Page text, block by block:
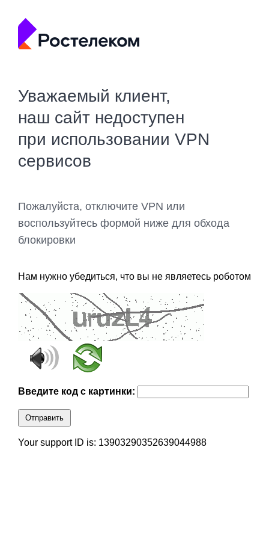
Уважаемый клиент,
наш сайт недоступен
при использовании VPN
сервисов
Пожалуйста, отключите VPN или
воспользуйтесь формой ниже для обхода
блокировки
Нам нужно убедиться, что вы не являетесь роботом
Введите код с картинки:
Отправить
Your support ID is: 13903290352639044988